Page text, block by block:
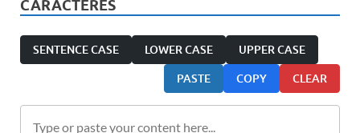
CARACTÈRES
SENTENCE CASE LOWER CASE UPPER CASE
PASTE COPY CLEAR